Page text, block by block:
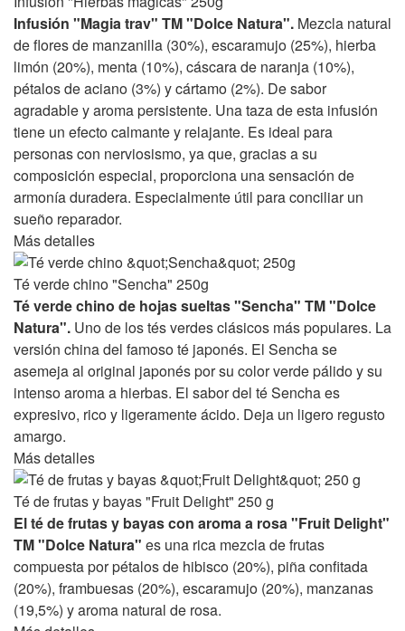
Infusión "Magia trav" TM "Dolce Natura". Mezcla natural
de flores de manzanilla (30%), escaramujo (25%), hierba
limón (20%), menta (10%), cáscara de naranja (10%),
pétalos de aciano (3%) y cártamo (2%). De sabor
agradable y aroma persistente. Una taza de esta infusión
tiene un efecto calmante y relajante. Es ideal para
personas con nerviosismo, ya que, gracias a su
composición especial, proporciona una sensación de
armonía duradera. Especialmente útil para conciliar un
sueño reparador.
Más detalles
Té verde chino "Sencha" 250g
Té verde chino de hojas sueltas "Sencha" TM "Dolce
Natura". Uno de los tés verdes clásicos más populares. La
versión china del famoso té japonés. El Sencha se
asemeja al original japonés por su color verde pálido y su
intenso aroma a hierbas. El sabor del té Sencha es
expresivo, rico y ligeramente ácido. Deja un ligero regusto
amargo.
Más detalles
Té de frutas y bayas "Fruit Delight" 250 g
El té de frutas y bayas con aroma a rosa "Fruit Delight"
TM "Dolce Natura" es una rica mezcla de frutas
compuesta por pétalos de hibisco (20%), piña confitada
(20%), frambuesas (20%), escaramujo (20%), manzanas
(19,5%) y aroma natural de rosa.